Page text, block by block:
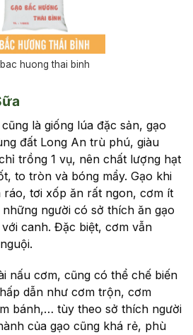
huong thai binh
cũng là giống lúa đặc sản, gạo
đất Long An trù phú, giàu
trồng 1 vụ, nên chất lượng hạt
to tròn và bóng mẩy. Gạo khi
ráo, tơi xốp ăn rất ngon, cơm ít
người có sở thích ăn gạo
canh. Đặc biệt, cơm vẫn
nấu cơm, cũng có thể chế biến
dẫn như cơm trộn, cơm
bánh,… tùy theo sở thích người
của gạo cũng khá rẻ, phù